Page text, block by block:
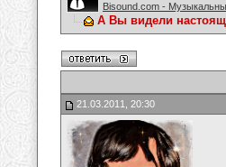
Bisound.com -
А Вы видели
21.03.2011, 20:30